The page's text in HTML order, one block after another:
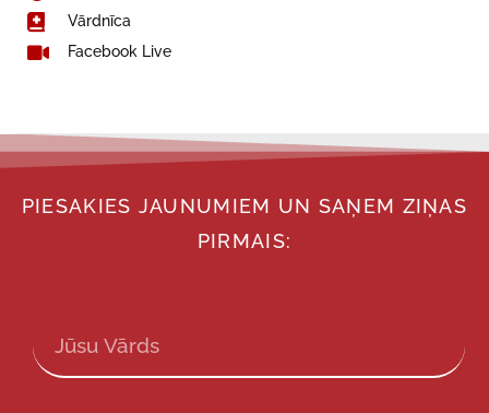
Vārdnīca
Facebook Live
PIESAKIES JAUNUMIEM UN SAŅEM ZIŅAS
PIRMAIS: